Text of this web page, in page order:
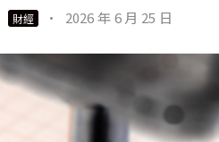
財經 · 2026 年 6 月 25 日